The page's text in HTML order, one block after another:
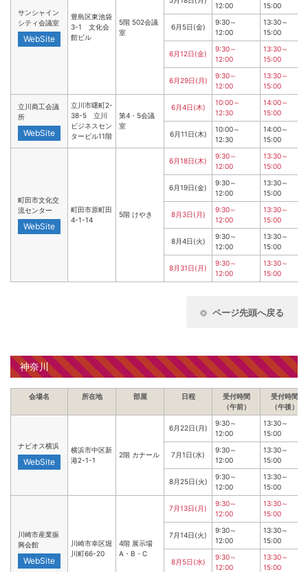
サンシャイン
シティ会議室
WebSite
豊島区東池袋
3-1 文化会
館ビル
5階 502会議
室
12:00 15:00
6月5日(金)
9:30～
12:00
13:30～
15:00
6月12日(金)
9:30～
12:00
13:30～
15:00
6月29日(月)
9:30～
12:00
13:30～
15:00
立川商工会議
所
WebSite
立川市曙町2-
38-5 立川
ビジネスセン
タービル11階
第4・5会議
室
6月4日(木)
10:00～
12:30
14:00～
15:00
6月11日(木)
10:00～
12:30
14:00～
15:00
町田市文化交
流センター
WebSite
町田市原町田
4-1-14
5階 けやき
6月18日(木)
9:30～
12:00
13:30～
15:00
6月19日(金)
9:30～
12:00
13:30～
15:00
8月3日(月)
9:30～
12:00
13:30～
15:00
8月4日(火)
9:30～
12:00
13:30～
15:00
8月31日(月)
9:30～
12:00
13:30～
15:00
ページ先頭へ戻る
神奈川
会場名 所在地 部屋 日程
受付時間
（午前）
受付時間
（午後）
ナビオス横浜
WebSite
横浜市中区新
港2-1-1
2階 カナール
6月22日(月)
9:30～
12:00
13:30～
15:00
7月1日(水)
9:30～
12:00
13:30～
15:00
8月25日(火)
9:30～
12:00
13:30～
15:00
川崎市産業振
興会館
WebSite
川崎市幸区堀
川町66-20
4階 展示場
A・B・C
7月13日(月)
9:30～
12:00
13:30～
15:00
7月14日(火)
9:30～
12:00
13:30～
15:00
8月5日(水)
9:30～
12:00
13:30～
15:00